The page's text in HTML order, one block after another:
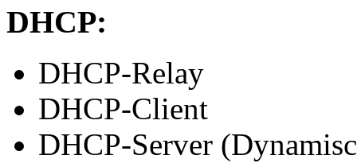
DHCP:
DHCP-Relay
DHCP-Client
DHCP-Server